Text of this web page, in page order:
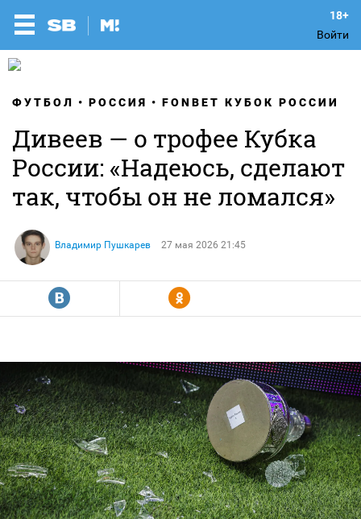
Войти
ФУТБОЛ РОССИЯ FONBET КУБОК РОССИИ
Дивеев — о трофее Кубка
России: «Надеюсь, сделают
так, чтобы он не ломался»
Владимир Пушкарев 27 мая 2026 21:45
R Y